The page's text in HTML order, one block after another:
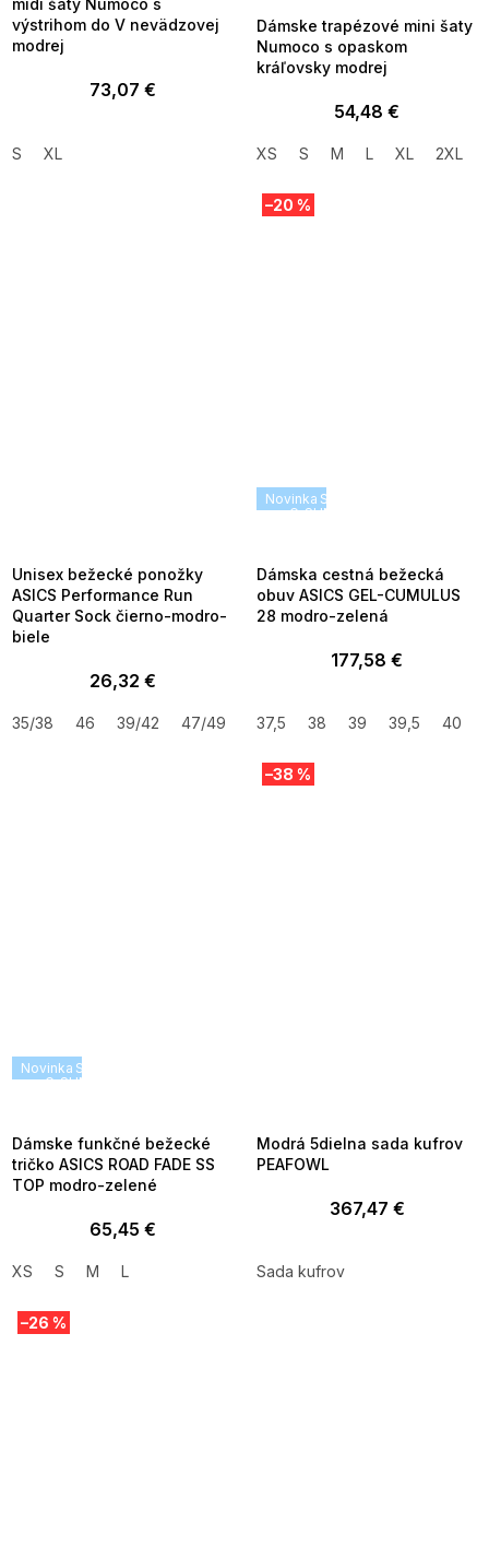
výstrihom do V nevädzovej
modrej
73,07 €
S XL
Dámske trapézové mini šaty
Numoco s opaskom
kráľovsky modrej
54,48 €
XS S M L XL 2XL
Unisex bežecké ponožky
ASICS Performance Run
Quarter Sock čierno-modro-
biele
26,32 €
35/38 46 39/42 47/49
Novinka SUMMER SALE -35% ?
–20 %
Dámska cestná bežecká
obuv ASICS GEL-CUMULUS
28 modro-zelená
177,58 €
37,5 38 39 39,5 40
Novinka SUMMER SALE -35% ?
G_SUMMER35:35:EUR:P:f!2026-
Dámske funkčné bežecké
tričko ASICS ROAD FADE SS
TOP modro-zelené
65,45 €
XS S M L
–38 %
Modrá 5dielna sada kufrov
PEAFOWL
367,47 €
Sada kufrov
–26 %